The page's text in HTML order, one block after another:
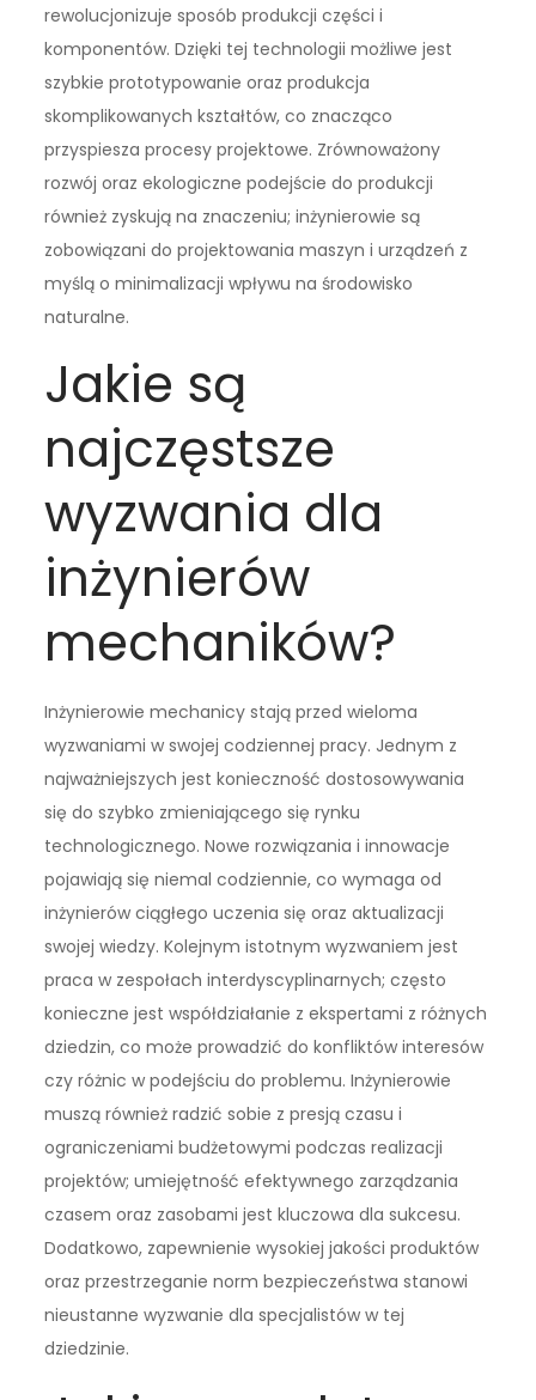
rewolucjonizuje sposób produkcji części i
komponentów. Dzięki tej technologii możliwe jest
szybkie prototypowanie oraz produkcja
skomplikowanych kształtów, co znacząco
przyspiesza procesy projektowe. Zrównoważony
rozwój oraz ekologiczne podejście do produkcji
również zyskują na znaczeniu; inżynierowie są
zobowiązani do projektowania maszyn i urządzeń z
myślą o minimalizacji wpływu na środowisko
naturalne.
Jakie są
najczęstsze
wyzwania dla
inżynierów
mechaników?
Inżynierowie mechanicy stają przed wieloma
wyzwaniami w swojej codziennej pracy. Jednym z
najważniejszych jest konieczność dostosowywania
się do szybko zmieniającego się rynku
technologicznego. Nowe rozwiązania i innowacje
pojawiają się niemal codziennie, co wymaga od
inżynierów ciągłego uczenia się oraz aktualizacji
swojej wiedzy. Kolejnym istotnym wyzwaniem jest
praca w zespołach interdyscyplinarnych; często
konieczne jest współdziałanie z ekspertami z różnych
dziedzin, co może prowadzić do konfliktów interesów
czy różnic w podejściu do problemu. Inżynierowie
muszą również radzić sobie z presją czasu i
ograniczeniami budżetowymi podczas realizacji
projektów; umiejętność efektywnego zarządzania
czasem oraz zasobami jest kluczowa dla sukcesu.
Dodatkowo, zapewnienie wysokiej jakości produktów
oraz przestrzeganie norm bezpieczeństwa stanowi
nieustanne wyzwanie dla specjalistów w tej
dziedzinie.